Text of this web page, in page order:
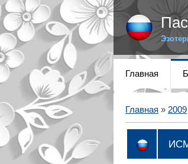
Главная
Главная » 2009